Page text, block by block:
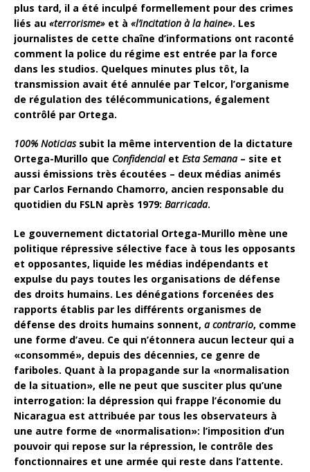
plus tard, il a été inculpé formellement pour des crimes
liés au «terrorisme» et à «l’incitation à la haine». Les
journalistes de cette chaîne d’informations ont raconté
comment la police du régime est entrée par la force
dans les studios. Quelques minutes plus tôt, la
transmission avait été annulée par Telcor, l’organisme
de régulation des télécommunications, également
contrôlé par Ortega.
100% Noticiassubit la même intervention de la dictature
Ortega-Murillo que Confidencialet Esta Semana – site et
aussi émissions très écoutées – deux médias animés
par Carlos Fernando Chamorro, ancien responsable du
quotidien du FSLN après 1979: Barricada.
Le gouvernement dictatorial Ortega-Murillo mène une
politique répressive sélective face à tous les opposants
et opposantes, liquide les médias indépendants et
expulse du pays toutes les organisations de défense
des droits humains. Les dénégations forcenées des
rapports établis par les différents organismes de
défense des droits humains sonnent, a contrario, comme
une forme d’aveu. Ce qui n’étonnera aucun lecteur qui a
«consommé», depuis des décennies, ce genre de
fariboles. Quant à la propagande sur la «normalisation
de la situation», elle ne peut que susciter plus qu’une
interrogation: la dépression qui frappe l’économie du
Nicaragua est attribuée par tous les observateurs à
une autre forme de «normalisation»: l’imposition d’un
pouvoir qui repose sur la répression, le contrôle des
fonctionnaires et une armée qui reste dans l’attente.